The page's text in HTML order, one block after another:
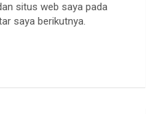
situs web saya pada
saya berikutnya.